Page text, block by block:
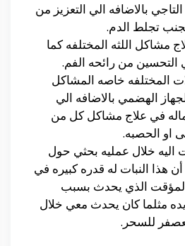
بالاضافه الي التعزيز من
تجلط الدم.
مشاكل اللثه المختلفه كما
التحسين من رائحه الفم.
المختلفه خاصه المشاكل
الهضمي بالاضافه الي
في علاج مشاكل كل من
او الحصبه.
اليه خلال عمليه بحثي حول
هذا النبات له قدره كبيره في
الذي يحدث بسبب
مثلما كان يحدث معي خلال
للسحر.